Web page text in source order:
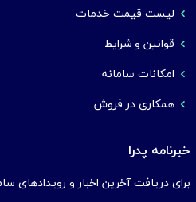
لیست قیمت خدمات
قوانین و شرایط
امکانات سامانه
همکاری در فروش
خبرنامه پدرا
برای دریافت آخرین اخبار و رویدادهای